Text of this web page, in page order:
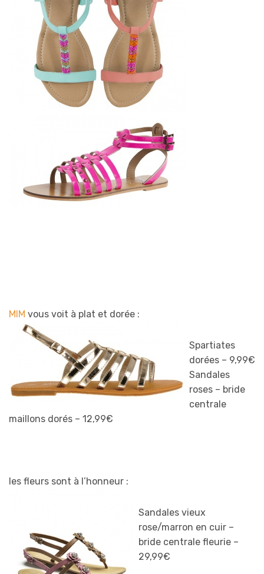
MIM vous voit à plat et dorée :
Spartiates
dorées – 9,99€
Sandales
roses – bride
centrale
maillons dorés – 12,99€
les fleurs sont à l’honneur :
Sandales vieux
rose/marron en cuir –
bride centrale fleurie –
29,99€